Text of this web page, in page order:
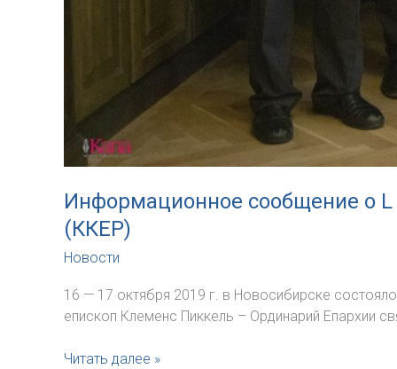
Информационное сообщение о
(ККЕР)
Новости
16 — 17 октября 2019 г. в Новосибирске
епископ Клеменс Пиккель – Ординарий Епархии
Информационное
Читать далее »